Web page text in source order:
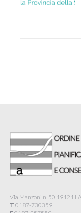
Via Manzoni n. 50 19121
T 0187-730359